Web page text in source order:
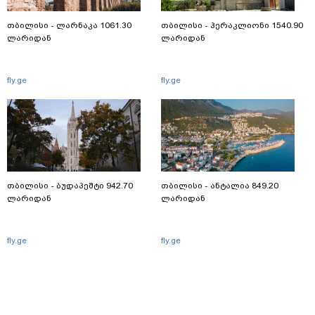
თბილისი - ლარნაკა 1061.30
ლარიდან
fly.ge
თბილისი - ბუდაპეშტი 942.70
ლარიდან
fly.ge
თბილისი - ჰერაკლიონი 1540.90
ლარიდან
fly.ge
თბილისი - ანტალია 849.20
ლარიდან
fly.ge